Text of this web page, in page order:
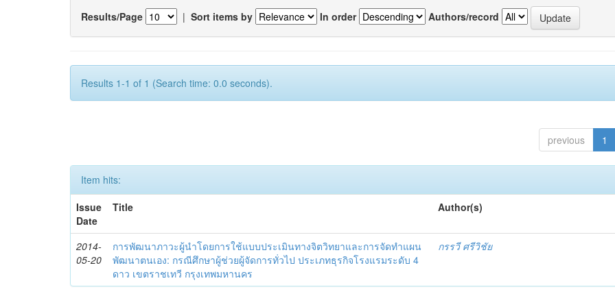
Results/Page | Sort items by In order Authors/record
Results 1-1 of 1 (Search time: 0.0 seconds).
previous 1
Item hits:
Issue
Date
Title Author(s)
2014-
05-20
การพัฒนาภาวะผู้นำโดยการใช้แบบประเมินทางจิตวิทยาและการจัดทำแผน
พัฒนาตนเอง: กรณีศึกษาผู้ช่วยผู้จัดการทั่วไป ประเภทธุรกิจโรงแรมระดับ 4
ดาว เขตราชเทวี กรุงเทพมหานคร
กรรวี ศรีวิชัย